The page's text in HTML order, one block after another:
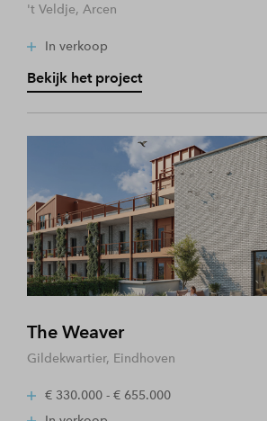
't Veldje, Arcen
In verkoop
Bekijk het project
The Weaver
Gildekwartier, Eindhoven
€ 330.000 - € 655.000